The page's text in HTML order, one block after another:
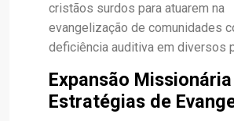
cristãos surdos para atuarem na
evangelização de comunidades
deficiência auditiva em diversos
Expansão
Estratégias de